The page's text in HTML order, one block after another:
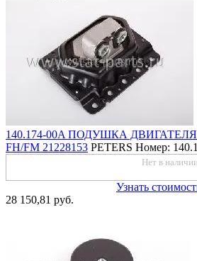
140.174-00A ПОДУШКА
FH/FM 21228153 PETERS Номер:
Нет в наличии
Узнать
28 150,81 руб.